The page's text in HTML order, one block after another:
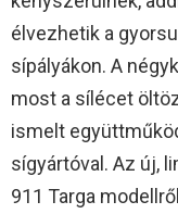
élvezhetik a
sípályákon. A
most a sílécet
ismelt
sígyártóval. Az új,
911 Targa